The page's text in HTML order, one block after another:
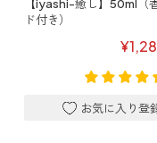
(シト
＊受付：平日10:00～
＊長期休業については
お問い合わせいただく
【iyashi-癒し】50ml（
ド付き）